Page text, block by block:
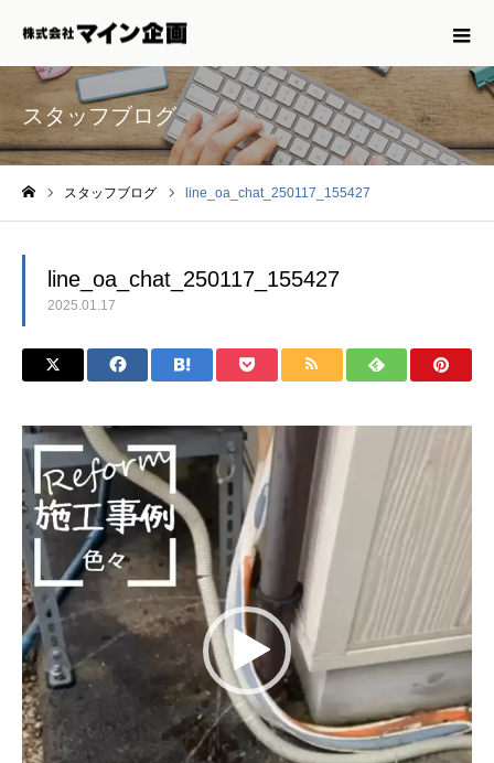
スタッフブログ
スタッフブログ line_oa_chat_250117_155427
line_oa_chat_250117_155427
2025.01.17
動
画
プ
レ
ー
ヤ
ー